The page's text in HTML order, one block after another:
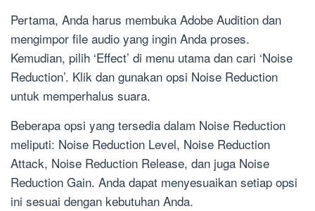
Pertama, Anda harus membuka Adobe Audition dan
mengimpor file audio yang ingin Anda proses.
Kemudian, pilih ‘Effect’ di menu utama dan cari ‘Noise
Reduction’. Klik dan gunakan opsi Noise Reduction
untuk memperhalus suara.
Beberapa opsi yang tersedia dalam Noise Reduction
meliputi: Noise Reduction Level, Noise Reduction
Attack, Noise Reduction Release, dan juga Noise
Reduction Gain. Anda dapat menyesuaikan setiap opsi
ini sesuai dengan kebutuhan Anda.